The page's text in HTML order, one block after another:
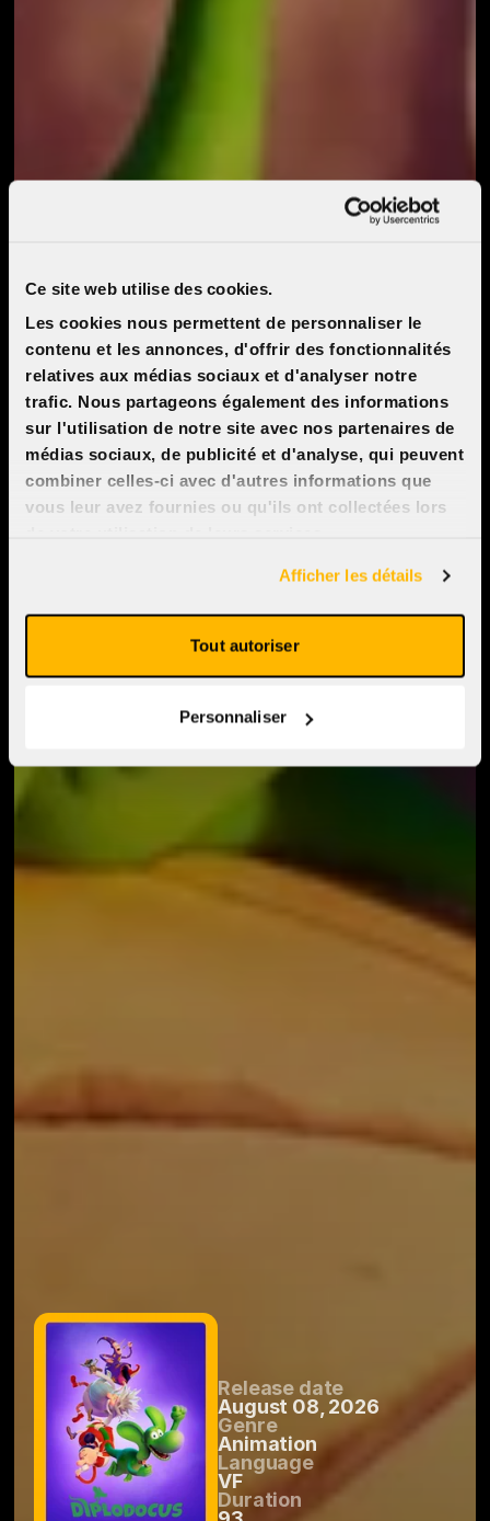
Ce site web utilise des cookies.
Les cookies nous permettent de personnaliser le
contenu et les annonces, d'offrir des fonctionnalités
relatives aux médias sociaux et d'analyser notre
trafic. Nous partageons également des informations
sur l'utilisation de notre site avec nos partenaires de
médias sociaux, de publicité et d'analyse, qui peuvent
combiner celles-ci avec d'autres informations que
vous leur avez fournies ou qu'ils ont collectées lors
Afficher les détails
Tout autoriser
Personnaliser
Release date
August 08, 2026
Genre
Animation
Language
VF
Duration